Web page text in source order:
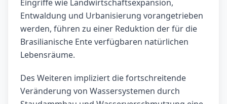
Eingriffe wie Landwirtschaftsexpansion,
Entwaldung und Urbanisierung vorangetrieben
werden, führen zu einer Reduktion der für die
Brasilianische Ente verfügbaren natürlichen
Lebensräume.
Des Weiteren impliziert die fortschreitende
Veränderung von Wassersystemen durch